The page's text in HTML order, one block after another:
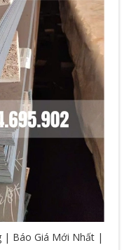
| Báo Giá Mới Nhất |